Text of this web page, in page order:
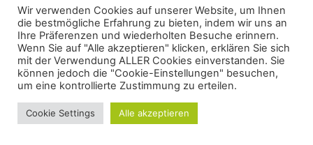
Wir verwenden Cookies auf unserer Website, um Ihnen
die bestmögliche Erfahrung zu bieten, indem wir uns an
Ihre Präferenzen und wiederholten Besuche erinnern.
Wenn Sie auf "Alle akzeptieren" klicken, erklären Sie sich
mit der Verwendung ALLER Cookies einverstanden. Sie
können jedoch die "Cookie-Einstellungen" besuchen,
um eine kontrollierte Zustimmung zu erteilen.
Cookie Settings Alle akzeptieren